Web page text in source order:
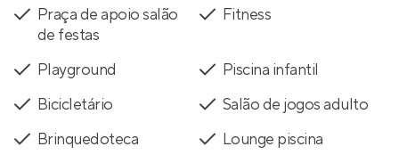
Praça de apoio salão
de festas
Fitness
Playground
Piscina infantil
Bicicletário
Salão de jogos adulto
Brinquedoteca
Lounge piscina